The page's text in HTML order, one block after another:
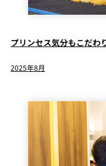
プリンセス気分もこだわ
2025年8月